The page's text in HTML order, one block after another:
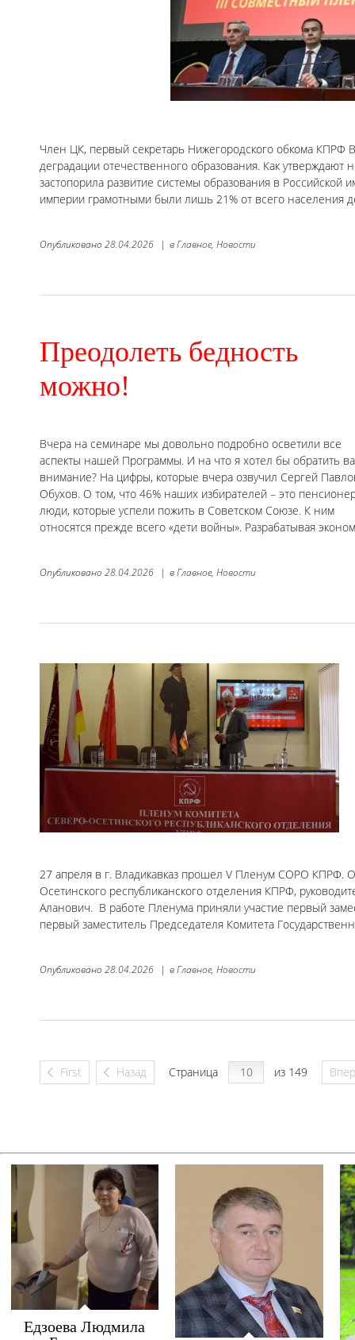
Член ЦК, первый секретарь Нижегородского обкома
деградации отечественного образования. Как
застопорила развитие системы образования в Российской
империи грамотными были лишь 21% от всего населения
Опубликовано 28.04.2026 | вГлавное, Новости
Преодолеть бедность
можно!
Вчера на семинаре мы довольно подробно осветили все
аспекты нашей Программы. И на что я хотел бы обратить
внимание? На цифры, которые вчера озвучил Сергей
Обухов. О том, что 46% наших избирателей – это
люди, которые успели пожить в Советском Союзе. К ним
относятся прежде всего «дети войны». Разрабатывая
Опубликовано 28.04.2026 | вГлавное, Новости
27 апреля в г. Владикавказ прошел V Пленум СОРО КПРФ.
Осетинского республиканского отделения КПРФ,
Аланович. В работе Пленума приняли участие первый
первый заместитель Председателя Комитета
Опубликовано 28.04.2026 | вГлавное, Новости
First Назад Страница из 149
Едзоева Людмила